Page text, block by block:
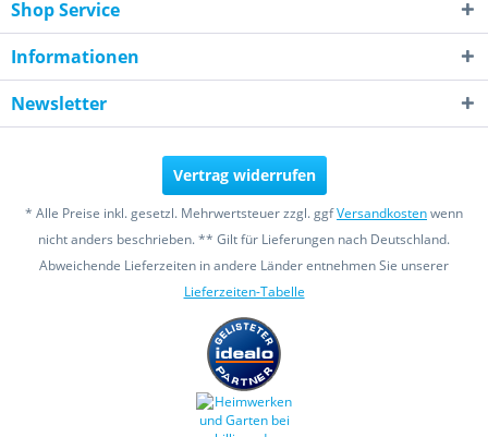
Shop Service
Informationen
Newsletter
Vertrag widerrufen
* Alle Preise inkl. gesetzl. Mehrwertsteuer zzgl. ggfVersandkostenwenn
nicht anders beschrieben. ** Gilt für Lieferungen nach Deutschland.
Abweichende Lieferzeiten in andere Länder entnehmen Sie unserer
Lieferzeiten-Tabelle